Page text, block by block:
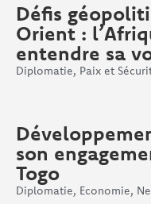
Défis
Orient :
entendre sa
Diplomatie, Paix et
son
Togo
Diplomatie, Economie,